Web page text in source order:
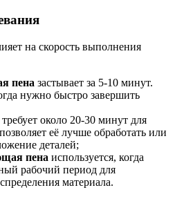
на скорость выполнения
пена застывает за 5-10 минут.
нужно быстро завершить
требует около 20-30 минут для
её лучше обработать или
деталей;
пена используется, когда
рабочий период для
материала.